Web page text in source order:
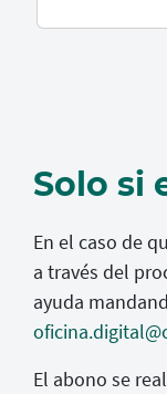
Solo si
En el caso de
a través del
ayuda
El abono se